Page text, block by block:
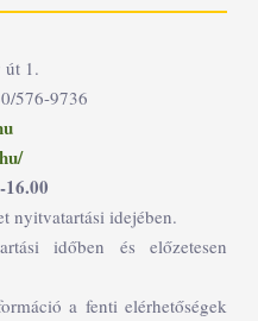
út 1.
576-9736
nyitvatartási idejében.
időben és előzetesen
a fenti elérhetőségek